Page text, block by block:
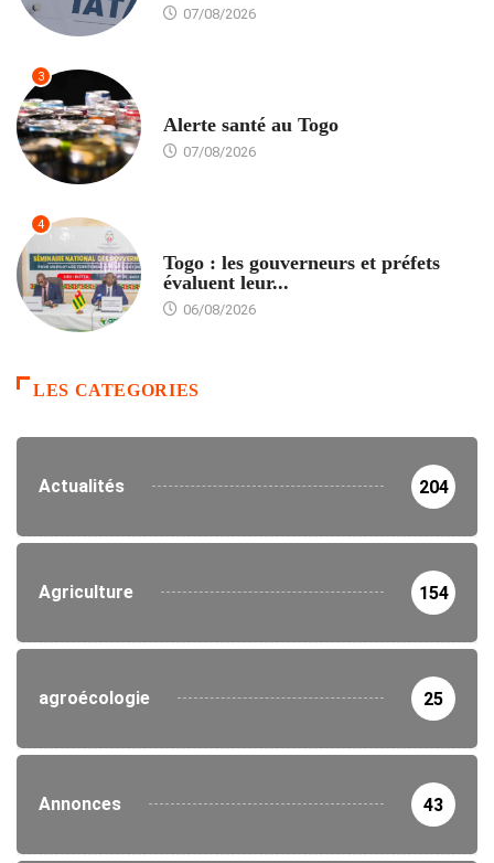
07/08/2026
3
Alerte santé au Togo
07/08/2026
4
Togo : les gouverneurs et préfets
évaluent leur...
06/08/2026
LES CATEGORIES
Actualités 204
Agriculture 154
agroécologie 25
Annonces 43